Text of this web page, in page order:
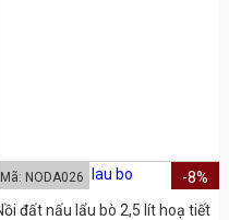
đất nấu lẩu bò 2,5 lít hoạ tiết
-8%
Mã: NODA026